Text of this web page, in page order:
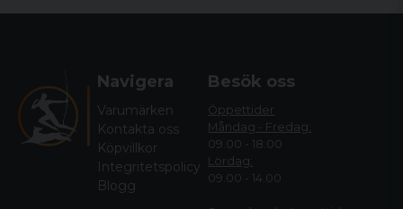
Navigera
Varumärken
Kontakta oss
Köpvillkor
Integritetspolicy
Blogg
Besök oss
Öppettider
Måndag - Fredag:
09.00 - 18.00
Lördag:
09.00 - 14.00